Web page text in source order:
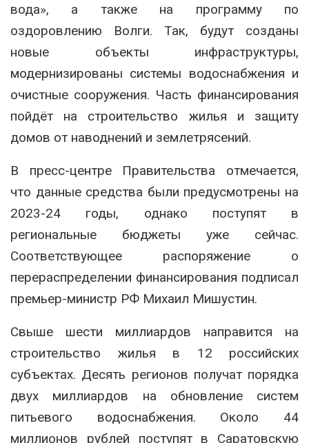
вода», а также на программу по
оздоровлению Волги. Так, будут созданы
новые объекты инфраструктуры,
модернизированы системы водоснабжения и
очистные сооружения. Часть финансирования
пойдёт на строительство жилья и защиту
домов от наводнений и землетрясений.
В пресс-центре Правительства отмечается,
что данные средства были предусмотрены на
2023-24 годы, однако поступят в
региональные бюджеты уже сейчас.
Соответствующее распоряжение о
перераспределении финансирования подписал
премьер-министр РФ Михаил Мишустин.
Свыше шести миллиардов направится на
строительство жилья в 12 российских
субъектах. Десять регионов получат порядка
двух миллиардов на обновление систем
питьевого водоснабжения. Около 44
миллионов рублей поступят в Саратовскую